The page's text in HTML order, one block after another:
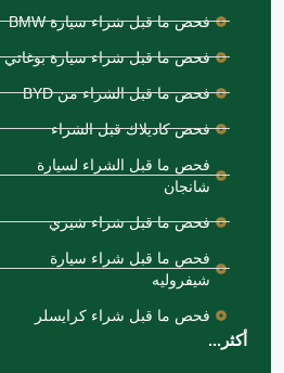
فحص ما قبل شراء سيارة BMW
فحص ما قبل شراء سيارة بوغاتي
فحص ما قبل الشراء من BYD
فحص كاديلاك قبل الشراء
فحص ما قبل الشراء لسيارة
شانجان
فحص ما قبل شراء شيري
فحص ما قبل شراء سيارة
شيفروليه
فحص ما قبل شراء كرايسلر
أكثر...